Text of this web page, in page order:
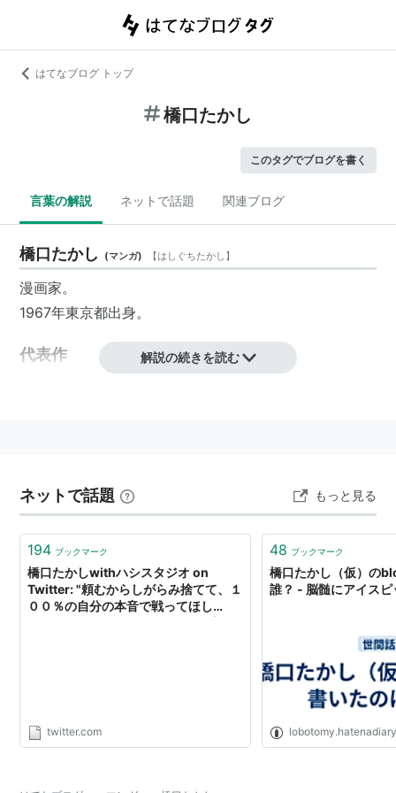
はてなブログ トップ
橋口たかし
このタグでブログを書く
言葉の解説 ネットで話題 関連ブログ
橋口たかし (マンガ) 【はしぐちたかし 】
漫画家。
1967年東京都出身。
代表作
リスト::漫画家
解説の続きを読む
ネットで話題 もっと見る
194 ブックマーク
橋口たかしwithハシスタジオ on
Twitter: "頼むからしがらみ捨てて、１
００％の自分の本音で戦ってほし
twitter.com
48 ブックマーク
橋口たかし（仮）の
誰？ - 脳髄にアイスピ